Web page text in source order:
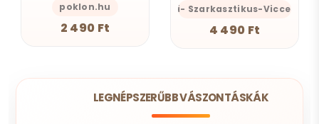
poklon.hu
2 490 Ft
AlszomKöszi- Szarkasztikus-Vicces-
4 490 Ft
LEGNÉPSZERŰBB VÁSZONTÁSKÁK